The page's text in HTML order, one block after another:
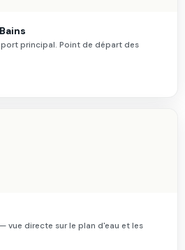
principal. Point de départ des
vue directe sur le plan d'eau et les